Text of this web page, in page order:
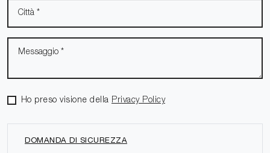
Ho preso visione della Privacy Policy
DOMANDA DI SICUREZZA